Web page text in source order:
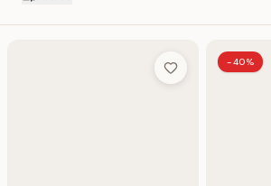
Add to Wish List
-40%